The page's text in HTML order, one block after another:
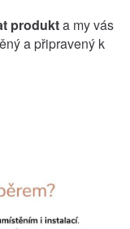
produkta my vás
a připravený k